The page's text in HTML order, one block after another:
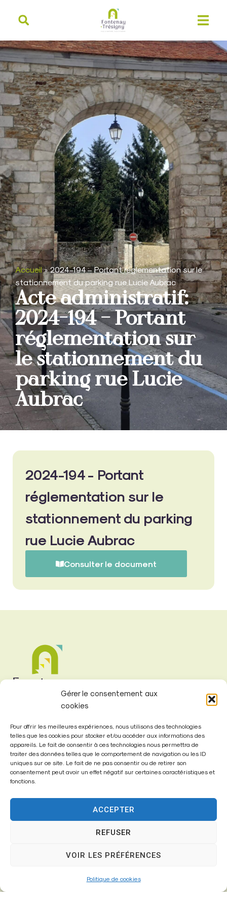
Gérer le consentement aux
cookies
Pour offrir les meilleures expériences, nous utilisons des technologies
telles que les cookies pour stocker et/ou accéder aux informations des
appareils. Le fait de consentir à ces technologies nous permettra de
traiter des données telles que le comportement de navigation ou les ID
uniques sur ce site. Le fait de ne pas consentir ou de retirer son
consentement peut avoir un effet négatif sur certaines caractéristiques et
fonctions.
ACCEPTER
REFUSER
VOIR LES PRÉFÉRENCES
Politique de cookies
principal
Accueil»2024-194 – Portant réglementation sur le
stationnement du parking rue Lucie Aubrac
Acte administratif:
2024-194 – Portant
réglementation sur
le stationnement du
parking rue Lucie
Aubrac
2024-194 - Portant
réglementation sur le
stationnement du parking
rue Lucie Aubrac
Consulter le document
Mairie de
Fontenay-Trésigny
77610 – Fontenay-Trésigny
01 64 25 90 67